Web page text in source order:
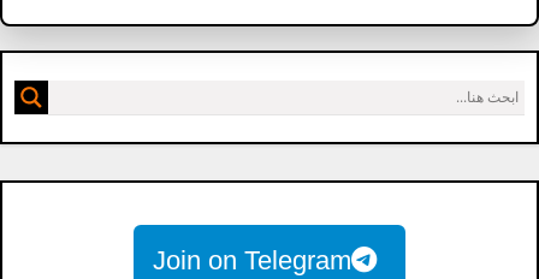
Join on Telegram